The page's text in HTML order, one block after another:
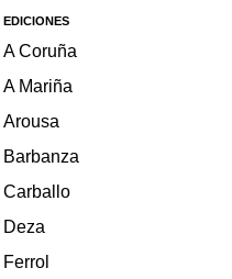
EDICIONES
A Coruña
A Mariña
Arousa
Barbanza
Carballo
Deza
Ferrol